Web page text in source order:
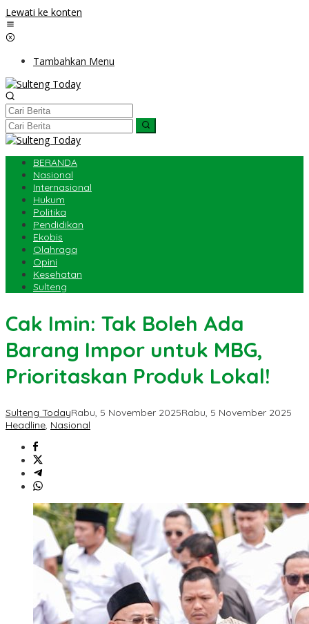
Lewati ke konten
Tambahkan Menu
BERANDA
Nasional
Internasional
Hukum
Politika
Pendidikan
Ekobis
Olahraga
Opini
Kesehatan
Sulteng
Cak Imin: Tak Boleh Ada
Barang Impor untuk MBG,
Prioritaskan Produk Lokal!
Sulteng TodayRabu, 5 November 2025Rabu, 5 November 2025
Headline, Nasional